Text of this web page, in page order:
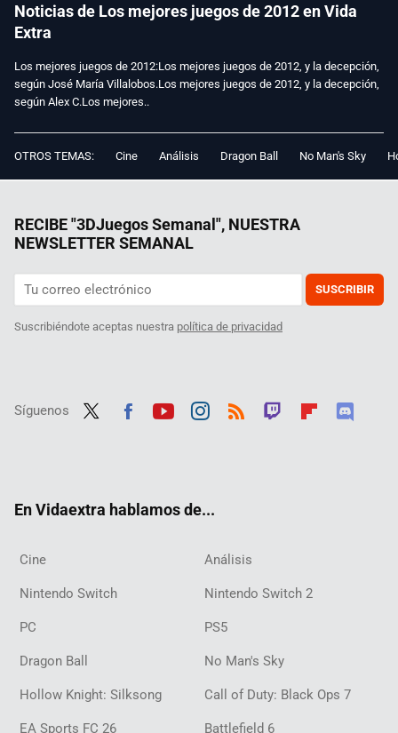
Noticias de Los mejores juegos de 2012 en Vida
Extra
Los mejores juegos de 2012:Los mejores juegos de 2012, y la decepción,
según José María Villalobos.Los mejores juegos de 2012, y la decepción,
según Alex C.Los mejores..
OTROS TEMAS: Cine Análisis Dragon Ball No Man's Sky
RECIBE "3DJuegos Semanal", NUESTRA
NEWSLETTER SEMANAL
SUSCRIBIR
Suscribiéndote aceptas nuestra política de privacidad
Síguenos
En Vidaextra hablamos de...
Cine Análisis
Nintendo Switch Nintendo Switch 2
PC PS5
Dragon Ball No Man's Sky
Hollow Knight: Silksong Call of Duty: Black Ops 7
EA Sports FC 26 Battlefield 6